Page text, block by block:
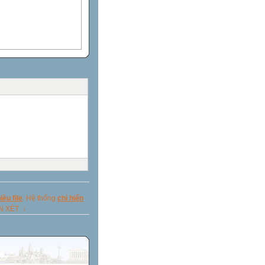
file . Hệ thống chỉ hiển
XÉT ↓